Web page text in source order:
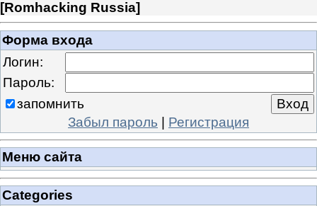
[Romhacking Russia]
Форма входа
Логин:
Пароль:
запомнить
Забыл пароль | Регистрация
Меню сайта
Categories